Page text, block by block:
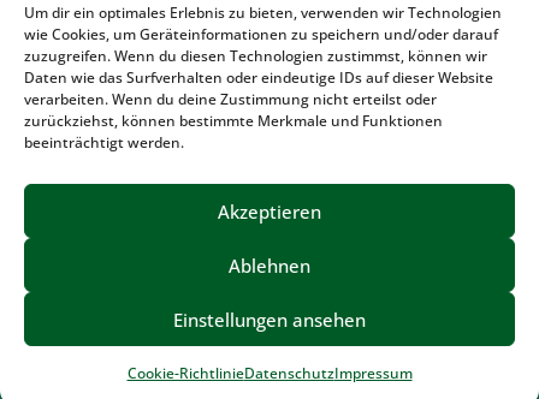
Um dir ein optimales Erlebnis zu bieten, verwenden wir Technologien
wie Cookies, um Geräteinformationen zu speichern und/oder darauf
zuzugreifen. Wenn du diesen Technologien zustimmst, können wir
Daten wie das Surfverhalten oder eindeutige IDs auf dieser Website
verarbeiten. Wenn du deine Zustimmung nicht erteilst oder
zurückziehst, können bestimmte Merkmale und Funktionen
beeinträchtigt werden.
Akzeptieren
Ablehnen
Einstellungen ansehen
Cookie-RichtlinieDatenschutzImpressum
SPENDENKONTO
Sozialbank
IBAN: DE72 3702 0500 0001 5520 00
IMPRESSUM
BARRIEREFREIHEIT